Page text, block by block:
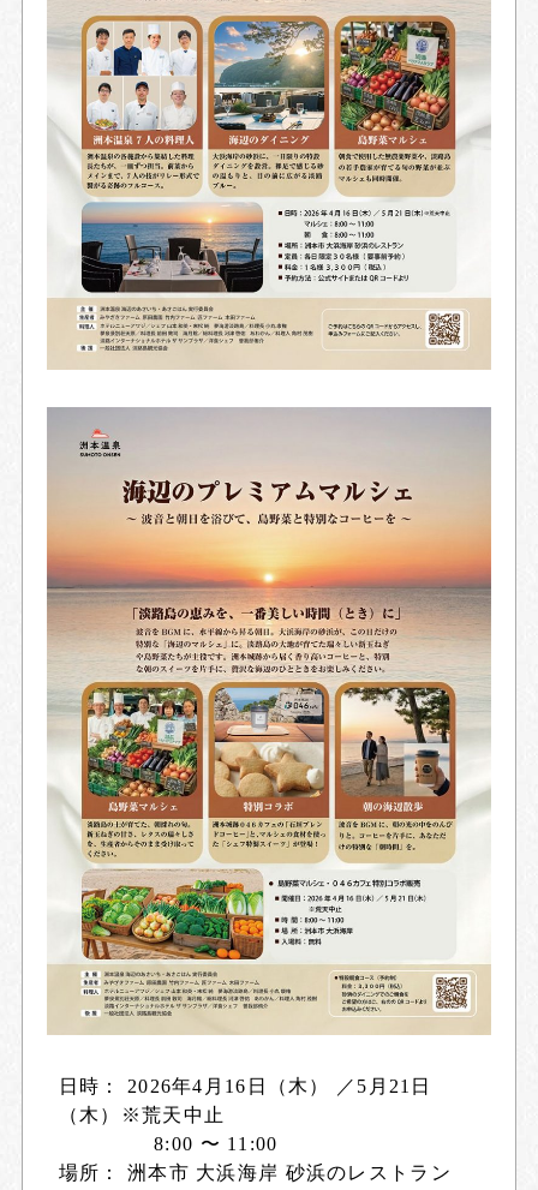
日時： 2026年4月16日（木） ／5月21日
（木）※荒天中止
8:00 〜 11:00
場所： 洲本市 大浜海岸 砂浜のレストラン